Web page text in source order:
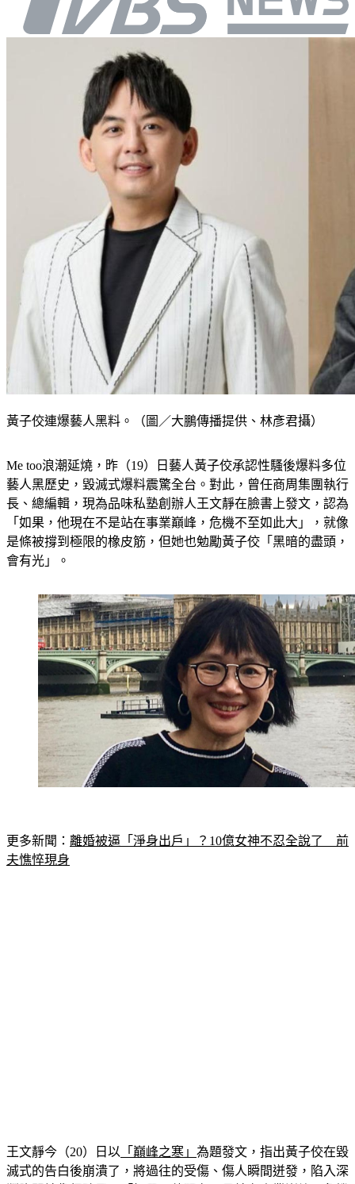
Me too浪潮延燒，昨（19）日藝人黃子佼承認性騷後爆料多位
藝人黑歷史，毀滅式爆料震驚全台。對此，曾任商周集團執行
長、總編輯，現為品味私塾創辦人王文靜在臉書上發文，認為
「如果，他現在不是站在事業巔峰，危機不至如此大」，就像
是條被撐到極限的橡皮筋，但她也勉勵黃子佼「黑暗的盡頭，
更多新聞：
王文靜今（20）日以 「巔峰之寒」為題發文，指出黃子佼在毀